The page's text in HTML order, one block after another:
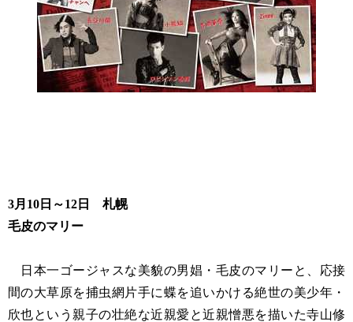
3月10日～12日 札幌
毛皮のマリー
日本一ゴージャスな美貌の男娼・毛皮のマリーと、応接
間の大草原を捕虫網片手に蝶を追いかける絶世の美少年・
欣也という親子の壮絶な近親愛と近親憎悪を描いた寺山修